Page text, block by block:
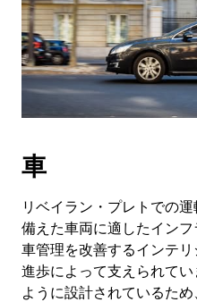
車
リベイラン・プレトでの
備えた車両に適したイン
車管理を改善するインテ
進歩によって支えられて
ように設計されているた